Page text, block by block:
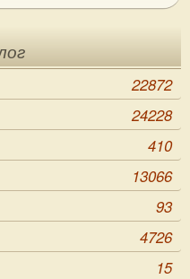
22872
24228
410
13066
93
4726
15